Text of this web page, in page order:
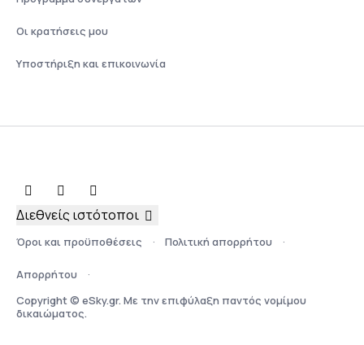
Οι κρατήσεις μου
Υποστήριξη και επικοινωνία
Όροι και προϋποθέσεις Πολιτική απορρήτου
Απορρήτου
Copyright © eSky.gr. Με την επιφύλαξη παντός νομίμου
δικαιώματος.
Διεθνείς ιστότοποι